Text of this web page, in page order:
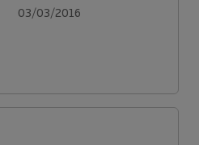
03/03/2016